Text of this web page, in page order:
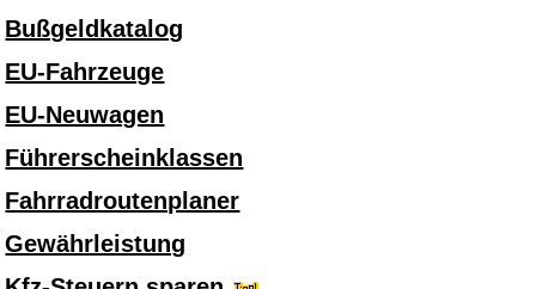
Bußgeldkatalog
EU-Fahrzeuge
EU-Neuwagen
Führerscheinklassen
Fahrradroutenplaner
Gewährleistung